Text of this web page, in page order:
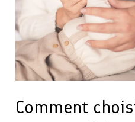
Comment
un
allaitement
mixte
?